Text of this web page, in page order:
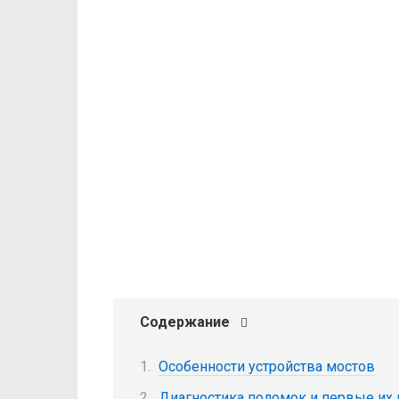
Содержание
Особенности устройства мостов